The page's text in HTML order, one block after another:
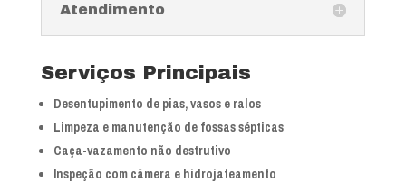
Atendimento
Serviços Principais
Desentupimento de pias, vasos e ralos
Limpeza e manutenção de fossas sépticas
Caça-vazamento não destrutivo
Inspeção com câmera e hidrojateamento